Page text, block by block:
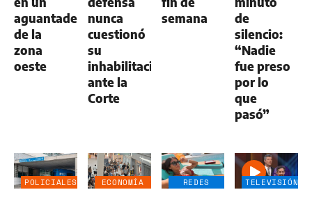
aguantadero
de la
zona
oeste
nunca
cuestionó
su
inhabilitación
ante la
Corte
semana
de
silencio:
“Nadie
fue preso
por lo
que
pasó”
POLICIALES
ECONOMÍA
REDES
TELEVISIÓN